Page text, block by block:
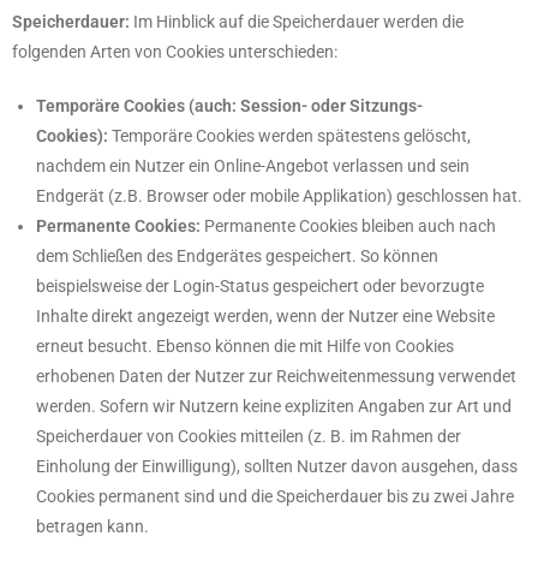
Speicherdauer: Im Hinblick auf die Speicherdauer werden die
folgenden Arten von Cookies unterschieden:
Temporäre Cookies (auch: Session- oder Sitzungs-
Cookies): Temporäre Cookies werden spätestens gelöscht,
nachdem ein Nutzer ein Online-Angebot verlassen und sein
Endgerät (z.B. Browser oder mobile Applikation) geschlossen hat.
Permanente Cookies: Permanente Cookies bleiben auch nach
dem Schließen des Endgerätes gespeichert. So können
beispielsweise der Login-Status gespeichert oder bevorzugte
Inhalte direkt angezeigt werden, wenn der Nutzer eine Website
erneut besucht. Ebenso können die mit Hilfe von Cookies
erhobenen Daten der Nutzer zur Reichweitenmessung verwendet
werden. Sofern wir Nutzern keine expliziten Angaben zur Art und
Speicherdauer von Cookies mitteilen (z. B. im Rahmen der
Einholung der Einwilligung), sollten Nutzer davon ausgehen, dass
Cookies permanent sind und die Speicherdauer bis zu zwei Jahre
betragen kann.